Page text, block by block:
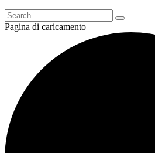
Pagina di caricamento